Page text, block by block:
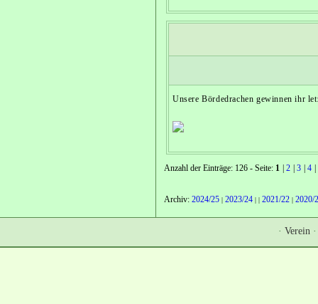
Unsere Bördedrachen gewinnen ihr
Anzahl der Einträge: 126 - Seite: 1 2 3 4
Archiv: 2024/25 | 2023/24 | | 2021/22 | 2020/
· Verein